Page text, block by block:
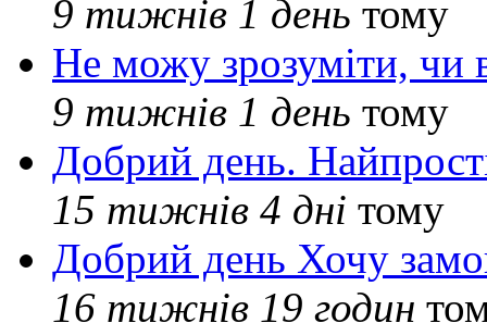
9 тижнів 1 день тому
Не можу зрозуміти, чи
9 тижнів 1 день тому
Добрий день.
15 тижнів 4 дні тому
Добрий день Хочу
16 тижнів 19 годин